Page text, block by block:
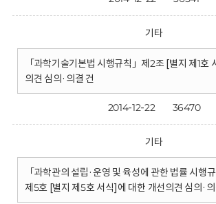
기타
「과학기술기본법 시행규칙」제2조 [별지 제1호
의견 심의·의결 건
2014-12-22 36470
기타
「과학관의 설립·운영 및 육성에 관한 법률 시행
제5호 [별지 제5호 서식]에 대한 개선의견 심의·의